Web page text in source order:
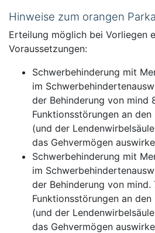
Hinweise zum orangen
Erteilung möglich bei Vorliegen
Voraussetzungen:
Schwerbehinderung mit
im
der Behinderung von mind
Funktionsstörungen an
(und der
das Gehvermögen
Schwerbehinderung mit
im
der Behinderung von mind.
Funktionsstörungen an
(und der
das Gehvermögen